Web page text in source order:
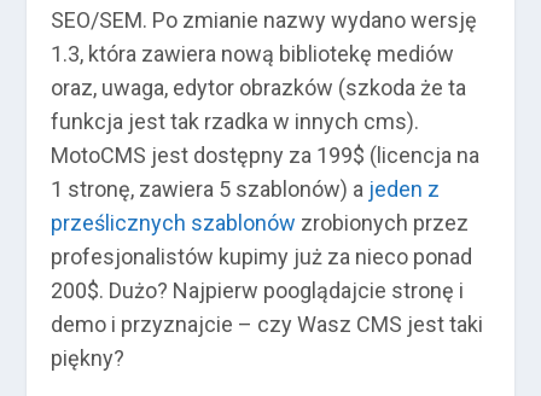
SEO/SEM. Po zmianie nazwy wydano wersję
1.3, która zawiera nową bibliotekę mediów
oraz, uwaga, edytor obrazków (szkoda że ta
funkcja jest tak rzadka w innych cms).
MotoCMS jest dostępny za 199$ (licencja na
1 stronę, zawiera 5 szablonów) a jeden z
prześlicznych szablonów zrobionych przez
profesjonalistów kupimy już za nieco ponad
200$. Dużo? Najpierw pooglądajcie stronę i
demo i przyznajcie – czy Wasz CMS jest taki
piękny?